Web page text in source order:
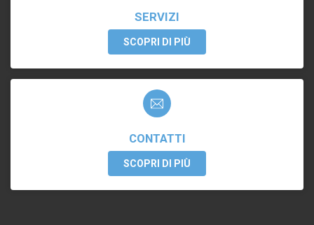
SERVIZI
SCOPRI DI PIÙ
CONTATTI
SCOPRI DI PIÙ